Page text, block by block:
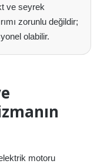
ve seyrek
zorunlu değildir;
olabilir.
motoru